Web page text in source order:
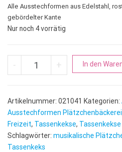
Alle Ausstechformen aus Edelstahl,
gebördelter Kante
Nur noch 4 vorrätig
- Note | Notenzeichen
+ In den
Artikelnummer: 021041 Kategorien:
Ausstechformen Plätzchenbäckerei
Freizeit, Tassenkekse,
Schlagwörter: musikalische
Tassenkeks